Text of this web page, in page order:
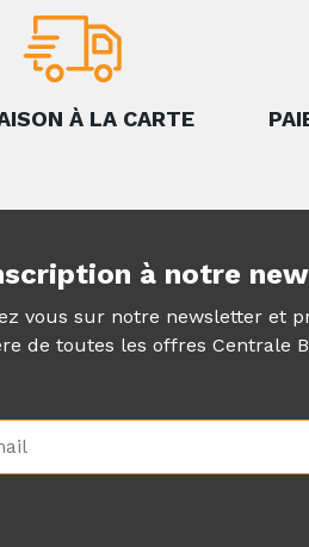
À LA CARTE
à notre
vous sur notre newsletter et
de toutes les offres Centrale